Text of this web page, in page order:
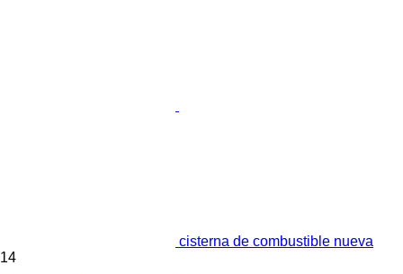
cisterna de combustible nueva
14